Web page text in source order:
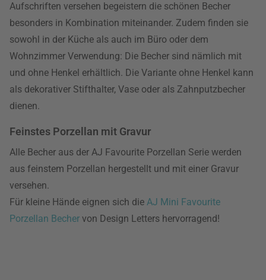
Aufschriften versehen begeistern die schönen Becher
besonders in Kombination miteinander. Zudem finden sie
sowohl in der Küche als auch im Büro oder dem
Wohnzimmer Verwendung: Die Becher sind nämlich mit
und ohne Henkel erhältlich. Die Variante ohne Henkel kann
als dekorativer Stifthalter, Vase oder als Zahnputzbecher
dienen.
Feinstes Porzellan mit Gravur
Alle Becher aus der AJ Favourite Porzellan Serie werden
aus feinstem Porzellan hergestellt und mit einer Gravur
versehen.
Für kleine Hände eignen sich die AJ Mini Favourite
Porzellan Becher von Design Letters hervorragend!